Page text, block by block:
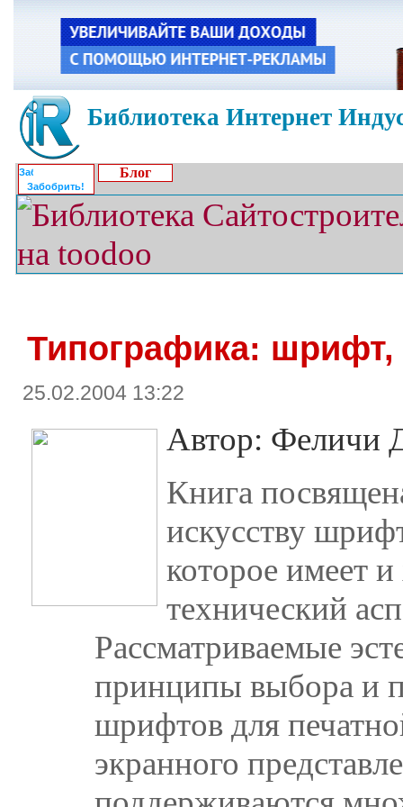
Библиотека Интернет
Забобрить!
Блог
Типографика: шрифт,
25.02.2004 13:22
Автор: Феличи
Книга
искусству
которое имеет
технический
Рассматриваемые
принципы выбора и
шрифтов для
экранного